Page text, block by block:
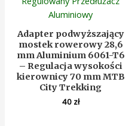
Adapter podwyższający
mostek rowerowy 28,6
mm Aluminium 6061-T6
– Regulacja wysokości
kierownicy 70 mm MTB
City Trekking
40 zł